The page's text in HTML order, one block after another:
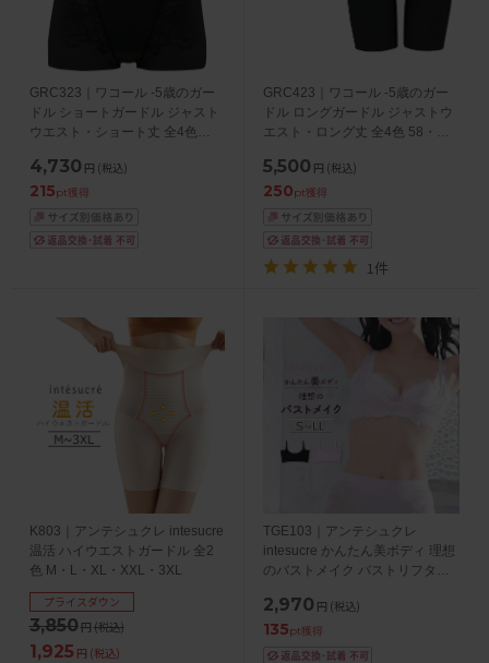
GRC323｜ワコール -5歳のガー
ドル ショートガードル ジャスト
ウエスト・ショート丈 全4色
4,730 円 (税込)
215pt獲得
GRC423｜ワコール -5歳のガー
ドル ロングガードル ジャストウ
エスト・ロング丈 全4色 58・
5,500 円 (税込)
250pt獲得
1件
K803｜アンテシュクレ intesucre
温活 ハイウエストガードル 全2
色 M・L・XL・XXL・3XL
3,850円(税込)
プライスダウン
1,925 円 (税込)
TGE103｜アンテシュクレ
intesucre かんたん美ボディ 理想
のバストメイク バストリフター
2,970 円 (税込)
135pt獲得